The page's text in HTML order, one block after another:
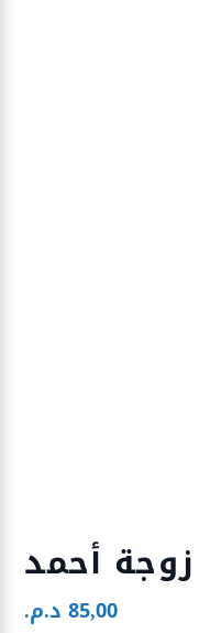
زوجة أحمد
85,00 د.م.